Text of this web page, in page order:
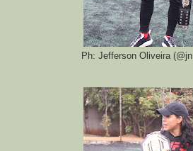
Ph: Jefferson Oliveira